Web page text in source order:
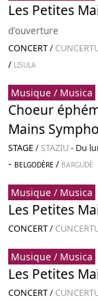
Les Petites
d'ouverture
CONCERT/
/ LISULA
Musique / Musica
Choeur
Mains
STAGE/ STAZIU - Du
- BELGODÈRE / BARGUDÈ
Musique / Musica
Les Petites
CONCERT/
Musique / Musica
Les Petites
CONCERT/